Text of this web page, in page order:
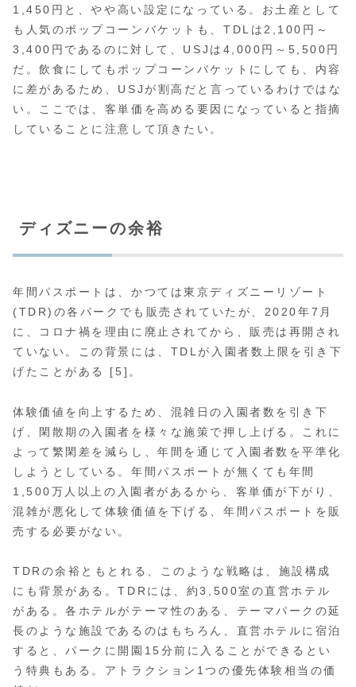
1,450円と、やや高い設定になっている。お土産として
も人気のポップコーンバケットも、TDLは2,100円～
3,400円であるのに対して、USJは4,000円～5,500円
だ。飲食にしてもポップコーンバケットにしても、内容
に差があるため、USJが割高だと言っているわけではな
い。ここでは、客単価を高める要因になっていると指摘
していることに注意して頂きたい。
ディズニーの余裕
年間パスポートは、かつては東京ディズニーリゾート
(TDR)の各パークでも販売されていたが、2020年7月
に、コロナ禍を理由に廃止されてから、販売は再開され
ていない。この背景には、TDLが入園者数上限を引き下
げたことがある [5]。
体験価値を向上するため、混雑日の入園者数を引き下
げ、閑散期の入園者を様々な施策で押し上げる。これに
よって繁閑差を減らし、年間を通じて入園者数を平準化
しようとしている。年間パスポートが無くても年間
1,500万人以上の入園者があるから、客単価が下がり、
混雑が悪化して体験価値を下げる、年間パスポートを販
売する必要がない。
TDRの余裕ともとれる、このような戦略は、施設構成
にも背景がある。TDRには、約3,500室の直営ホテル
がある。各ホテルがテーマ性のある、テーマパークの延
長のような施設であるのはもちろん、直営ホテルに宿泊
すると、パークに開園15分前に入ることができるとい
う特典もある。アトラクション1つの優先体験相当の価